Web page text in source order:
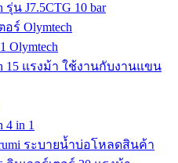
น J7.5CTG 10 bar
ร์ Olymtech
Olymtech
15 แรงม้า ใช้งานกับงานแขน
in 1
ระบายน้ำบ่อโหลดสินค้า